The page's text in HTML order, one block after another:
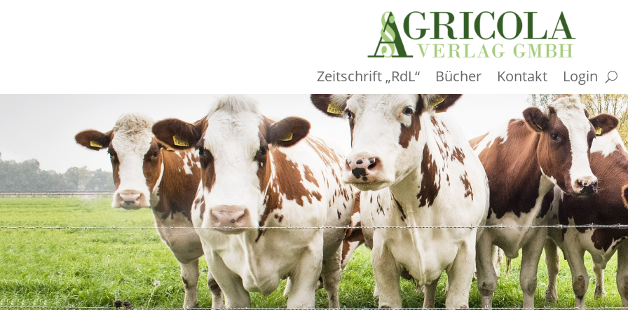
Zeitschrift „RdL“ Bücher Kontakt Login